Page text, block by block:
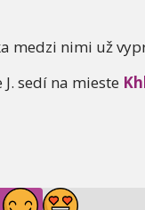
medzi nimi už
sedí na mieste